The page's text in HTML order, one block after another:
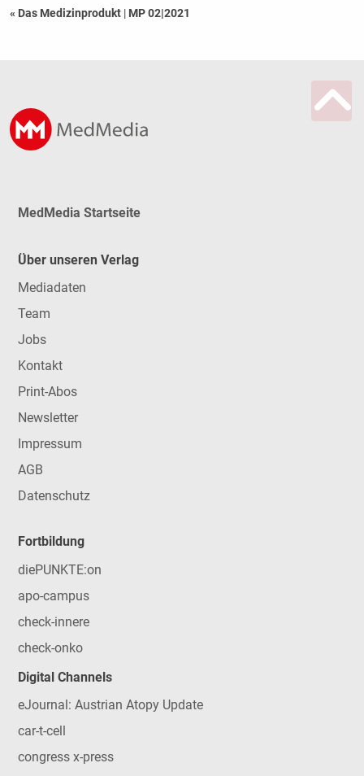
« Das Medizinprodukt | MP 02|2021
MedMedia Startseite
Über unseren Verlag
Mediadaten
Team
Jobs
Kontakt
Print-Abos
Newsletter
Impressum
AGB
Datenschutz
Fortbildung
diePUNKTE:on
apo-campus
check-innere
check-onko
Digital Channels
eJournal: Austrian Atopy Update
car-t-cell
congress x-press